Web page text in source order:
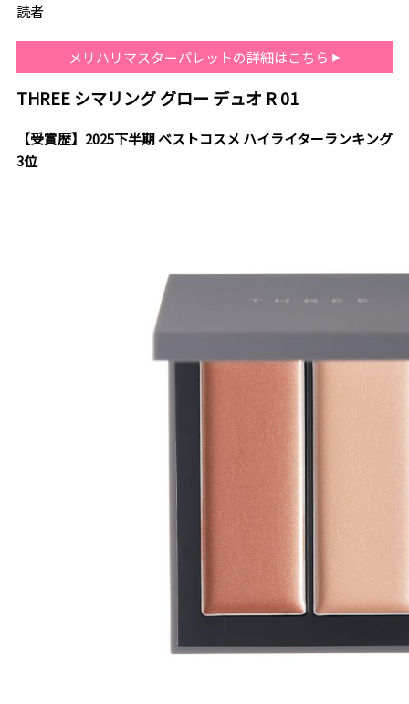
読者
メリハリマスターパレットの詳細はこちら
THREE シマリング グロー デュオ R 01
【受賞歴】2025下半期 ベストコスメ ハイライターランキング
3位